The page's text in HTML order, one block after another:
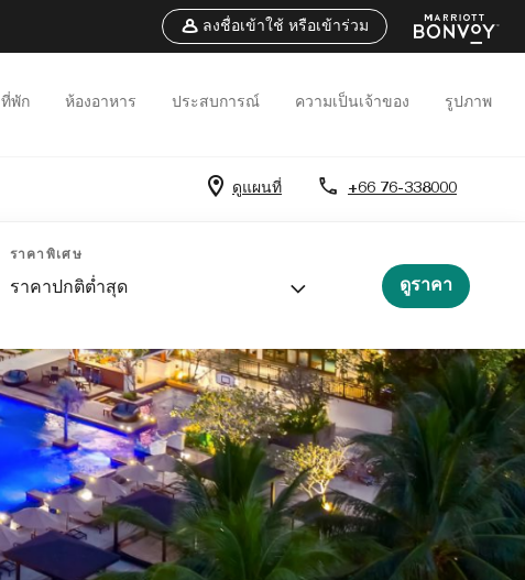
ลงชื่อเข้าใช้ หรือเข้าร่วม
ที่พัก ห้องอาหาร ประสบการณ์ ความเป็นเจ้าของ รูปภาพ
ดูแผนที่ +66 76-338000
ราคาพิเศษ
ราคาปกติต่ำสุด ดูราคา